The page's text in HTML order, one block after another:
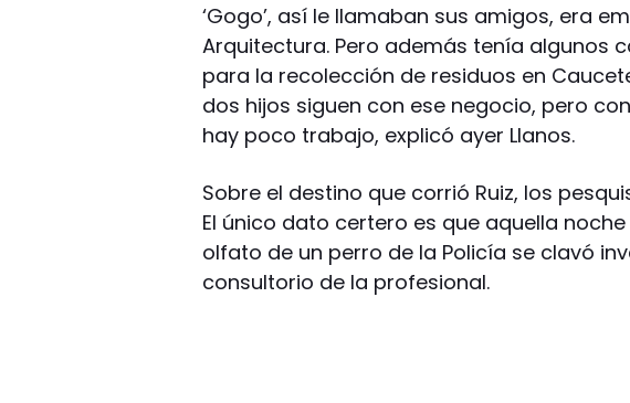
‘Gogo’, así le llamaban sus amigos, era
Arquitectura. Pero además tenía algunos
para la recolección de residuos en
dos hijos siguen con ese negocio, pero
hay poco trabajo, explicó ayer Llanos.
Sobre el destino que corrió Ruiz, los
El único dato certero es que aquella
olfato de un perro de la Policía se clavó
consultorio de la profesional.